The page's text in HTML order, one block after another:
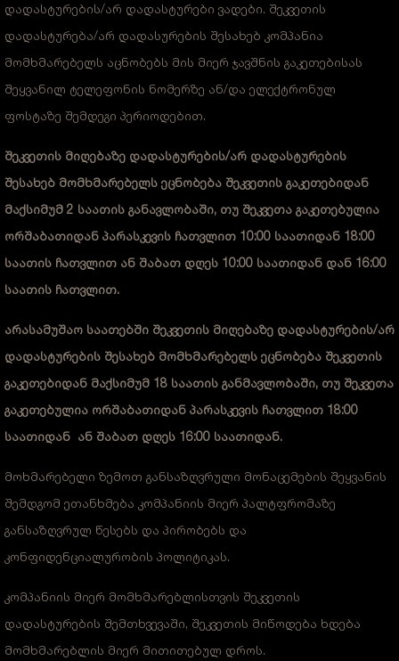
დადასტურების/არ დადასტურები ვადები. შეკვეთის
დადასტურება/არ დადასურების შესახებ კომპანია
მომხმარებელს აცნობებს მის მიერ ჯავშნის გაკეთებისას
შეყვანილ ტელეფონის ნომერზე ან/და ელექტრონულ
ფოსტაზე შემდეგი პერიოდებით.
შეკვეთის მიღებაზე დადასტურების/არ დადასტურების
შესახებ მომხმარებელს ეცნობება შეკვეთის გაკეთებიდან
მაქსიმუმ 2 საათის განავლობაში, თუ შეკვეთა გაკეთებულია
ორშაბათიდან პარასკევის ჩათვლით 10:00 საათიდან 18:00
საათის ჩათვლით ან შაბათ დღეს 10:00 საათიდან დან 16:00
საათის ჩათვლით.
არასამუშაო საათებში შეკვეთის მიღებაზე დადასტურების/არ
დადასტურების შესახებ მომხმარებელს ეცნობება შეკვეთის
გაკეთებიდან მაქსიმუმ 18 საათის განმავლობაში, თუ შეკვეთა
გაკეთებულია ორშაბათიდან პარასკევის ჩათვლით 18:00
საათიდან ან შაბათ დღეს 16:00 საათიდან.
მოხმარებელი ზემოთ განსაზღვრული მონაცემების შეყვანის
შემდგომ ეთანხმება კომპანიის მიერ პალტფრომაზე
განსაზღვრულ წესებს და პირობებს და
კონფიდენციალურობის პოლიტიკას.
კომპანიის მიერ მომხმარებლისთვის შეკვეთის
დადასტურების შემთხვევაში, შეკვეთის მიწოდება ხდება
მომხმარებლის მიერ მითითებულ დროს.